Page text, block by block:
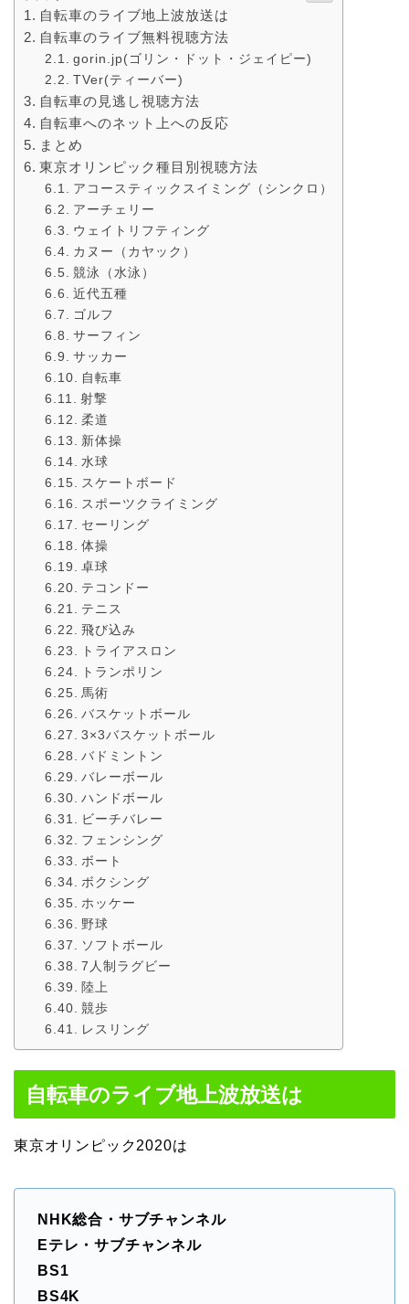
自転車のライブ地上波放送は
自転車のライブ無料視聴方法
gorin.jp(ゴリン・ドット・ジェイピー)
TVer(ティーバー)
自転車の見逃し視聴方法
自転車へのネット上への反応
まとめ
東京オリンピック種目別視聴方法
アコースティックスイミング（シンクロ）
アーチェリー
ウェイトリフティング
カヌー（カヤック）
競泳（水泳）
近代五種
ゴルフ
サーフィン
サッカー
自転車
射撃
柔道
新体操
水球
スケートボード
スポーツクライミング
セーリング
体操
卓球
テコンドー
テニス
飛び込み
トライアスロン
トランポリン
馬術
バスケットボール
3×3バスケットボール
バドミントン
バレーボール
ハンドボール
ビーチバレー
フェンシング
ボート
ボクシング
ホッケー
野球
ソフトボール
7人制ラグビー
陸上
競歩
レスリング
自転車のライブ地上波放送は
東京オリンピック2020は
NHK総合・サブチャンネル
Eテレ・サブチャンネル
BS1
BS4K